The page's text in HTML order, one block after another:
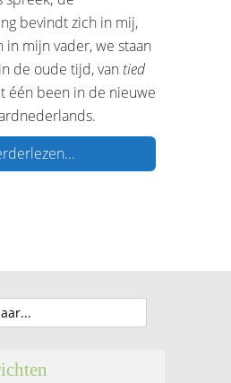
bevindt zich in mij,
in mijn vader, we staan
de oude tijd, van tied
één been in de nieuwe